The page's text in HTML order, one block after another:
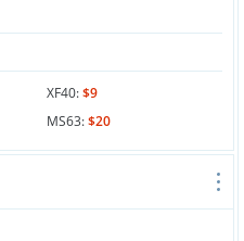
XF40:$9
MS63:$20